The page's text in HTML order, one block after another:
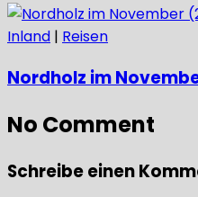
Inland | Reisen
Nordholz im
No Comment
Schreibe einen